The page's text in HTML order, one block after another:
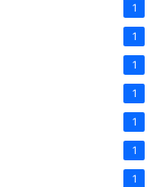
1
1
1
1
1
1
1